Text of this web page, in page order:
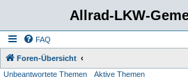
Allrad-LKW-
FAQ
Foren-Übersicht
Unbeantwortete Themen Aktive Themen